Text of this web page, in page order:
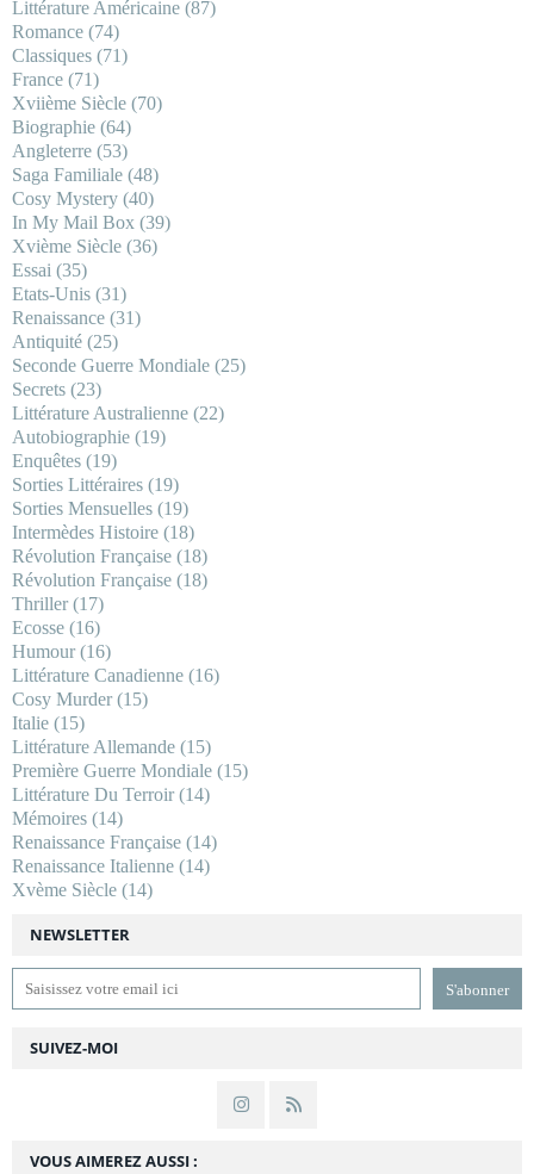
NEWSLETTER
SUIVEZ-MOI
VOUS AIMEREZ AUSSI :
Littérature Américaine (87)
Romance (74)
Classiques (71)
France (71)
Xviième Siècle (70)
Biographie (64)
Angleterre (53)
Saga Familiale (48)
Cosy Mystery (40)
In My Mail Box (39)
Xvième Siècle (36)
Essai (35)
Etats-Unis (31)
Renaissance (31)
Antiquité (25)
Seconde Guerre Mondiale (25)
Secrets (23)
Littérature Australienne (22)
Autobiographie (19)
Enquêtes (19)
Sorties Littéraires (19)
Sorties Mensuelles (19)
Intermèdes Histoire (18)
Révolution Française (18)
Révolution Française (18)
Thriller(17)
Ecosse (16)
Humour(16)
Littérature Canadienne (16)
Cosy Murder(15)
Italie (15)
Littérature Allemande (15)
Première Guerre Mondiale (15)
Littérature Du Terroir(14)
Mémoires (14)
Renaissance Française (14)
Renaissance Italienne (14)
Xvème Siècle (14)